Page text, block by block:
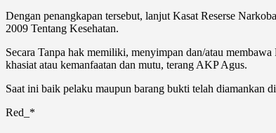
Dengan penangkapan tersebut, lanjut Kasat Reserse
2009 Tentang Kesehatan.
Secara Tanpa hak memiliki, menyimpan dan/atau
khasiat atau kemanfaatan dan mutu, terang AKP Agus.
Saat ini baik pelaku maupun barang bukti telah diamankan
Red_*